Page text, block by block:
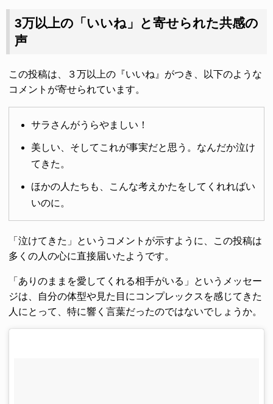
3万以上の「いいね」と寄せられた共感の
声
この投稿は、３万以上の『いいね』がつき、以下のような
コメントが寄せられています。
サラさんがうらやましい！
美しい、そしてこれが事実だと思う。なんだか泣け
てきた。
ほかの人たちも、こんな考えかたをしてくれればい
いのに。
「泣けてきた」というコメントが示すように、この投稿は
多くの人の心に直接届いたようです。
「ありのままを愛してくれる相手がいる」というメッセー
ジは、自分の体型や見た目にコンプレックスを感じてきた
人にとって、特に響く言葉だったのではないでしょうか。